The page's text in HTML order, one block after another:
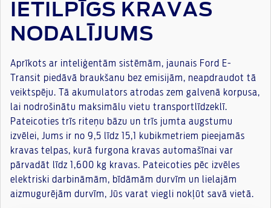
IETILPĪGS KRAVAS
NODALĪJUMS
Aprīkots ar inteliģentām sistēmām, jaunais Ford E-
Transit piedāvā braukšanu bez emisijām, neapdraudot tā
veiktspēju. Tā akumulators atrodas zem galvenā korpusa,
lai nodrošinātu maksimālu vietu transportlīdzeklī.
Pateicoties trīs riteņu bāzu un trīs jumta augstumu
izvēlei, Jums ir no 9,5 līdz 15,1 kubikmetriem pieejamās
kravas telpas, kurā furgona kravas automašīnai var
pārvadāt līdz 1,600 kg kravas. Pateicoties pēc izvēles
elektriski darbināmām, bīdāmām durvīm un lielajām
aizmugurējām durvīm, Jūs varat viegli nokļūt savā vietā.